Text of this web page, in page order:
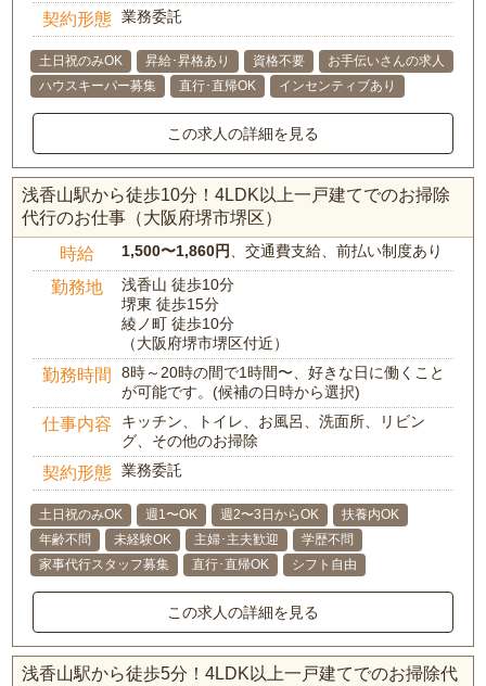
契約形態 業務委託
土日祝のみOK 昇給･昇格あり 資格不要
お手伝いさんの求人
ハウスキーパー募集
直行･直帰OK インセンティブあり
この求人の詳細を見る
浅香山駅から徒歩10分！4LDK以上一戸建てでのお掃除
代行のお仕事（大阪府堺市堺区）
時給 1,500〜1,860円、交通費支給、前払い制度あり
勤務地
浅香山 徒歩10分
堺東 徒歩15分
綾ノ町 徒歩10分
（大阪府堺市堺区付近）
勤務時間
8時～20時の間で1時間〜、好きな日に働くこと
が可能です。(候補の日時から選択)
仕事内容
キッチン、トイレ、お風呂、洗面所、リビン
グ、その他のお掃除
契約形態 業務委託
土日祝のみOK 週1〜OK 週2〜3日からOK
扶養内OK
年齢不問
未経験OK 主婦･主夫歓迎
学歴不問
家事代行スタッフ募集
直行･直帰OK シフト自由
この求人の詳細を見る
浅香山駅から徒歩5分！4LDK以上一戸建てでのお掃除代